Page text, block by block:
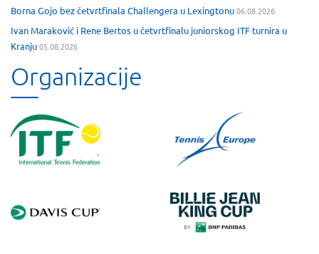
Borna Gojo bez četvrtfinala Challengera u Lexingtonu06.08.2026
Ivan Maraković i Rene Bertos u četvrtfinalu juniorskog ITF turnira u
Kranju05.08.2026
Organizacije